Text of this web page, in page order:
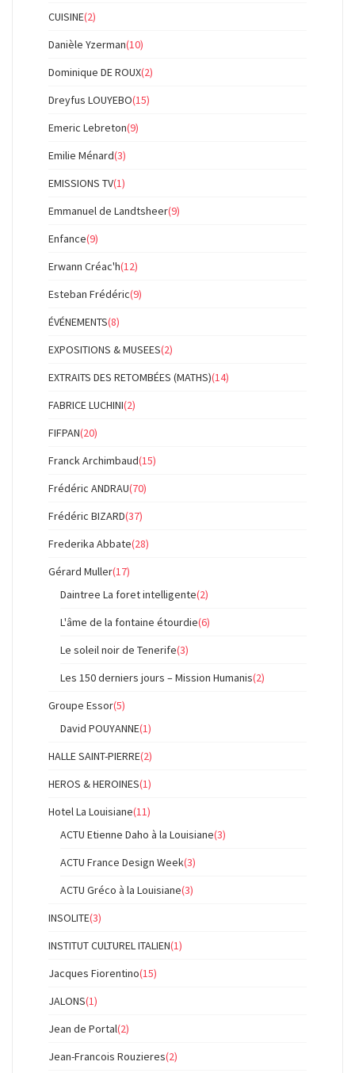
CUISINE(2)
Danièle Yzerman(10)
Dominique DE ROUX(2)
Dreyfus LOUYEBO(15)
Emeric Lebreton(9)
Emilie Ménard(3)
EMISSIONS TV(1)
Emmanuel de Landtsheer(9)
Enfance(9)
Erwann Créac'h(12)
Esteban Frédéric(9)
ÉVÉNEMENTS(8)
EXPOSITIONS & MUSEES(2)
EXTRAITS DES RETOMBÉES (MATHS)(14)
FABRICE LUCHINI(2)
FIFPAN(20)
Franck Archimbaud(15)
Frédéric ANDRAU(70)
Frédéric BIZARD(37)
Frederika Abbate(28)
Gérard Muller(17)
Daintree La foret intelligente(2)
L'âme de la fontaine étourdie(6)
Le soleil noir de Tenerife(3)
Les 150 derniers jours – Mission Humanis(2)
Groupe Essor(5)
David POUYANNE(1)
HALLE SAINT-PIERRE(2)
HEROS & HEROINES(1)
Hotel La Louisiane(11)
ACTU Etienne Daho à la Louisiane(3)
ACTU France Design Week(3)
ACTU Gréco à la Louisiane(3)
INSOLITE(3)
INSTITUT CULTUREL ITALIEN(1)
Jacques Fiorentino(15)
JALONS(1)
Jean de Portal(2)
Jean-Francois Rouzieres(2)